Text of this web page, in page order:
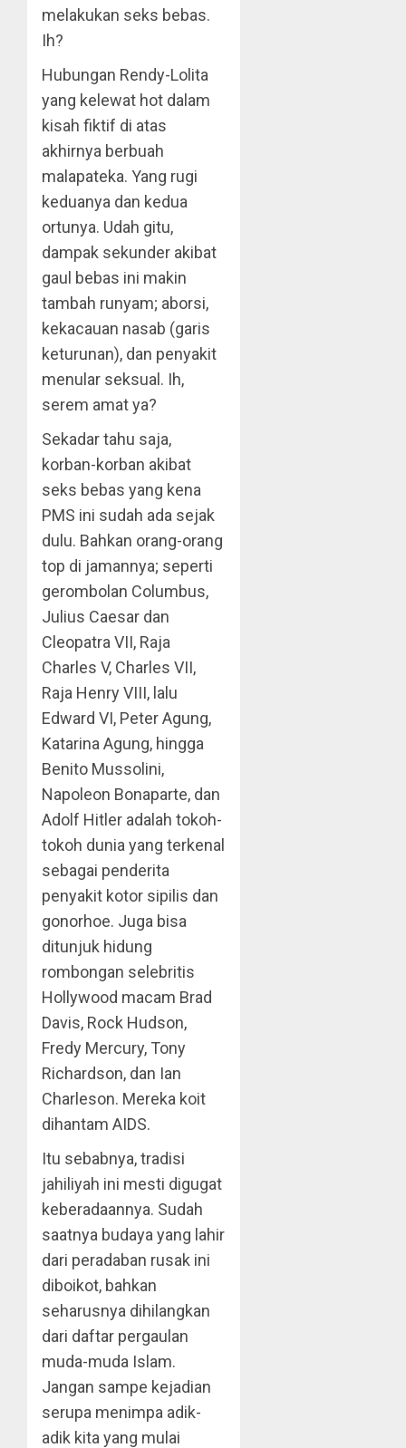
melakukan seks bebas.
Ih?
Hubungan Rendy-Lolita
yang kelewat hot dalam
kisah fiktif di atas
akhirnya berbuah
malapateka. Yang rugi
keduanya dan kedua
ortunya. Udah gitu,
dampak sekunder akibat
gaul bebas ini makin
tambah runyam; aborsi,
kekacauan nasab (garis
keturunan), dan penyakit
menular seksual. Ih,
serem amat ya?
Sekadar tahu saja,
korban-korban akibat
seks bebas yang kena
PMS ini sudah ada sejak
dulu. Bahkan orang-orang
top di jamannya; seperti
gerombolan Columbus,
Julius Caesar dan
Cleopatra VII, Raja
Charles V, Charles VII,
Raja Henry VIII, lalu
Edward VI, Peter Agung,
Katarina Agung, hingga
Benito Mussolini,
Napoleon Bonaparte, dan
Adolf Hitler adalah tokoh-
tokoh dunia yang terkenal
sebagai penderita
penyakit kotor sipilis dan
gonorhoe. Juga bisa
ditunjuk hidung
rombongan selebritis
Hollywood macam Brad
Davis, Rock Hudson,
Fredy Mercury, Tony
Richardson, dan Ian
Charleson. Mereka koit
dihantam AIDS.
Itu sebabnya, tradisi
jahiliyah ini mesti digugat
keberadaannya. Sudah
saatnya budaya yang lahir
dari peradaban rusak ini
diboikot, bahkan
seharusnya dihilangkan
dari daftar pergaulan
muda-muda Islam.
Jangan sampe kejadian
serupa menimpa adik-
adik kita yang mulai